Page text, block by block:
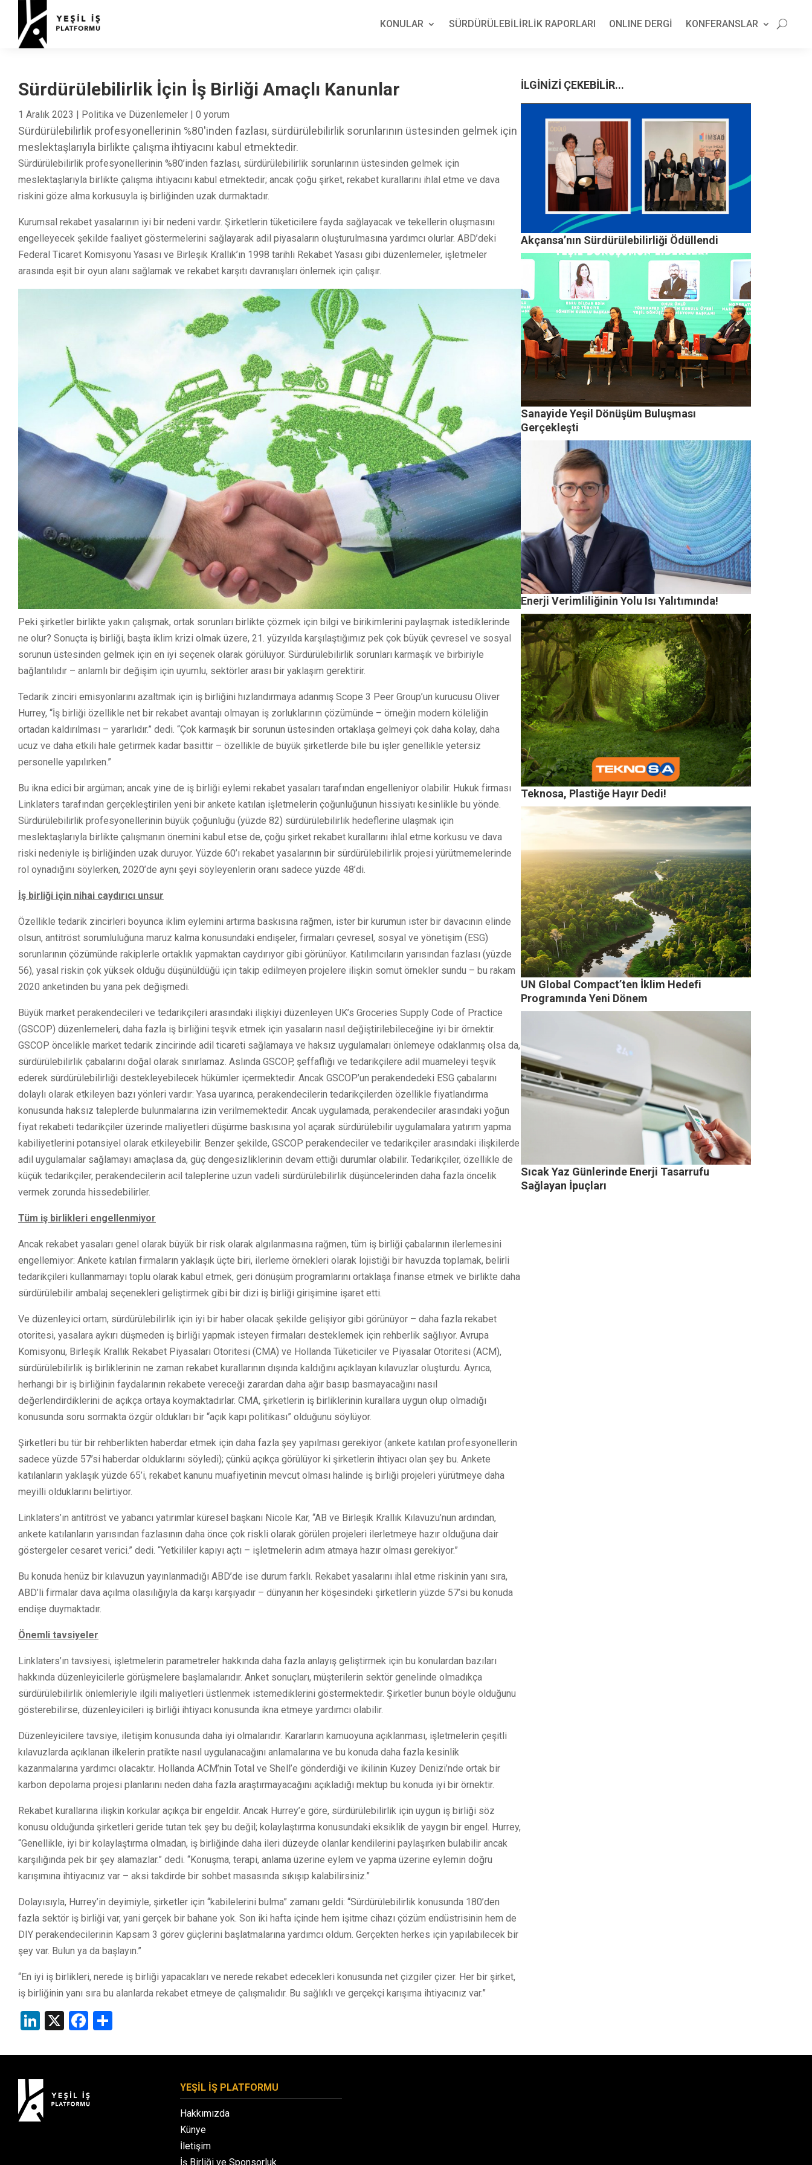
KONULAR SÜRDÜRÜLEBİLİRLİK RAPORLARI ONLINE DERGİ KONFERANSLAR
Sürdürülebilirlik İçin İş Birliği Amaçlı Kanunlar
1 Aralık 2023 | Politika ve Düzenlemeler | 0 yorum
Sürdürülebilirlik profesyonellerinin %80'inden fazlası, sürdürülebilirlik sorunlarının üstesinden gelmek için
meslektaşlarıyla birlikte çalışma ihtiyacını kabul etmektedir.
Sürdürülebilirlik profesyonellerinin %80’inden fazlası, sürdürülebilirlik sorunlarının üstesinden gelmek için
meslektaşlarıyla birlikte çalışma ihtiyacını kabul etmektedir; ancak çoğu şirket, rekabet kurallarını ihlal etme ve dava
riskini göze alma korkusuyla iş birliğinden uzak durmaktadır.
Kurumsal rekabet yasalarının iyi bir nedeni vardır. Şirketlerin tüketicilere fayda sağlayacak ve tekellerin oluşmasını
engelleyecek şekilde faaliyet göstermelerini sağlayarak adil piyasaların oluşturulmasına yardımcı olurlar. ABD’deki
Federal Ticaret Komisyonu Yasası ve Birleşik Krallık’ın 1998 tarihli Rekabet Yasası gibi düzenlemeler, işletmeler
arasında eşit bir oyun alanı sağlamak ve rekabet karşıtı davranışları önlemek için çalışır.
Peki şirketler birlikte yakın çalışmak, ortak sorunları birlikte çözmek için bilgi ve birikimlerini paylaşmak istediklerinde
ne olur? Sonuçta iş birliği, başta iklim krizi olmak üzere, 21. yüzyılda karşılaştığımız pek çok büyük çevresel ve sosyal
sorunun üstesinden gelmek için en iyi seçenek olarak görülüyor. Sürdürülebilirlik sorunları karmaşık ve birbiriyle
bağlantılıdır – anlamlı bir değişim için uyumlu, sektörler arası bir yaklaşım gerektirir.
Tedarik zinciri emisyonlarını azaltmak için iş birliğini hızlandırmaya adanmış Scope 3 Peer Group’un kurucusu Oliver
Hurrey, “İş birliği özellikle net bir rekabet avantajı olmayan iş zorluklarının çözümünde – örneğin modern köleliğin
ortadan kaldırılması – yararlıdır.” dedi. “Çok karmaşık bir sorunun üstesinden ortaklaşa gelmeyi çok daha kolay, daha
ucuz ve daha etkili hale getirmek kadar basittir – özellikle de büyük şirketlerde bile bu işler genellikle yetersiz
personelle yapılırken.”
Bu ikna edici bir argüman; ancak yine de iş birliği eylemi rekabet yasaları tarafından engelleniyor olabilir. Hukuk firması
Linklaters tarafından gerçekleştirilen yeni bir ankete katılan işletmelerin çoğunluğunun hissiyatı kesinlikle bu yönde.
Sürdürülebilirlik profesyonellerinin büyük çoğunluğu (yüzde 82) sürdürülebilirlik hedeflerine ulaşmak için
meslektaşlarıyla birlikte çalışmanın önemini kabul etse de, çoğu şirket rekabet kurallarını ihlal etme korkusu ve dava
riski nedeniyle iş birliğinden uzak duruyor. Yüzde 60’ı rekabet yasalarının bir sürdürülebilirlik projesi yürütmemelerinde
rol oynadığını söylerken, 2020’de aynı şeyi söyleyenlerin oranı sadece yüzde 48’di.
İş birliği için nihai caydırıcı unsur
Özellikle tedarik zincirleri boyunca iklim eylemini artırma baskısına rağmen, ister bir kurumun ister bir davacının elinde
olsun, antitröst sorumluluğuna maruz kalma konusundaki endişeler, firmaları çevresel, sosyal ve yönetişim (ESG)
sorunlarının çözümünde rakiplerle ortaklık yapmaktan caydırıyor gibi görünüyor. Katılımcıların yarısından fazlası (yüzde
56), yasal riskin çok yüksek olduğu düşünüldüğü için takip edilmeyen projelere ilişkin somut örnekler sundu – bu rakam
2020 anketinden bu yana pek değişmedi.
Büyük market perakendecileri ve tedarikçileri arasındaki ilişkiyi düzenleyen UK’s Groceries Supply Code of Practice
(GSCOP) düzenlemeleri, daha fazla iş birliğini teşvik etmek için yasaların nasıl değiştirilebileceğine iyi bir örnektir.
GSCOP öncelikle market tedarik zincirinde adil ticareti sağlamaya ve haksız uygulamaları önlemeye odaklanmış olsa da,
sürdürülebilirlik çabalarını doğal olarak sınırlamaz. Aslında GSCOP, şeffaflığı ve tedarikçilere adil muameleyi teşvik
ederek sürdürülebilirliği destekleyebilecek hükümler içermektedir. Ancak GSCOP’un perakendedeki ESG çabalarını
dolaylı olarak etkileyen bazı yönleri vardır: Yasa uyarınca, perakendecilerin tedarikçilerden özellikle fiyatlandırma
konusunda haksız taleplerde bulunmalarına izin verilmemektedir. Ancak uygulamada, perakendeciler arasındaki yoğun
fiyat rekabeti tedarikçiler üzerinde maliyetleri düşürme baskısına yol açarak sürdürülebilir uygulamalara yatırım yapma
kabiliyetlerini potansiyel olarak etkileyebilir. Benzer şekilde, GSCOP perakendeciler ve tedarikçiler arasındaki ilişkilerde
adil uygulamalar sağlamayı amaçlasa da, güç dengesizliklerinin devam ettiği durumlar olabilir. Tedarikçiler, özellikle de
küçük tedarikçiler, perakendecilerin acil taleplerine uzun vadeli sürdürülebilirlik düşüncelerinden daha fazla öncelik
vermek zorunda hissedebilirler.
Tüm iş birlikleri engellenmiyor
Ancak rekabet yasaları genel olarak büyük bir risk olarak algılanmasına rağmen, tüm iş birliği çabalarının ilerlemesini
engellemiyor: Ankete katılan firmaların yaklaşık üçte biri, ilerleme örnekleri olarak lojistiği bir havuzda toplamak, belirli
tedarikçileri kullanmamayı toplu olarak kabul etmek, geri dönüşüm programlarını ortaklaşa finanse etmek ve birlikte daha
sürdürülebilir ambalaj seçenekleri geliştirmek gibi bir dizi iş birliği girişimine işaret etti.
Ve düzenleyici ortam, sürdürülebilirlik için iyi bir haber olacak şekilde gelişiyor gibi görünüyor – daha fazla rekabet
otoritesi, yasalara aykırı düşmeden iş birliği yapmak isteyen firmaları desteklemek için rehberlik sağlıyor. Avrupa
Komisyonu, Birleşik Krallık Rekabet Piyasaları Otoritesi (CMA) ve Hollanda Tüketiciler ve Piyasalar Otoritesi (ACM),
sürdürülebilirlik iş birliklerinin ne zaman rekabet kurallarının dışında kaldığını açıklayan kılavuzlar oluşturdu. Ayrıca,
herhangi bir iş birliğinin faydalarının rekabete vereceği zarardan daha ağır basıp basmayacağını nasıl
değerlendirdiklerini de açıkça ortaya koymaktadırlar. CMA, şirketlerin iş birliklerinin kurallara uygun olup olmadığı
konusunda soru sormakta özgür oldukları bir “açık kapı politikası” olduğunu söylüyor.
Şirketleri bu tür bir rehberlikten haberdar etmek için daha fazla şey yapılması gerekiyor (ankete katılan profesyonellerin
sadece yüzde 57’si haberdar olduklarını söyledi); çünkü açıkça görülüyor ki şirketlerin ihtiyacı olan şey bu. Ankete
katılanların yaklaşık yüzde 65’i, rekabet kanunu muafiyetinin mevcut olması halinde iş birliği projeleri yürütmeye daha
meyilli olduklarını belirtiyor.
Linklaters’ın antitröst ve yabancı yatırımlar küresel başkanı Nicole Kar, “AB ve Birleşik Krallık Kılavuzu’nun ardından,
ankete katılanların yarısından fazlasının daha önce çok riskli olarak görülen projeleri ilerletmeye hazır olduğuna dair
göstergeler cesaret verici.” dedi. “Yetkililer kapıyı açtı – işletmelerin adım atmaya hazır olması gerekiyor.”
Bu konuda henüz bir kılavuzun yayınlanmadığı ABD’de ise durum farklı. Rekabet yasalarını ihlal etme riskinin yanı sıra,
ABD’li firmalar dava açılma olasılığıyla da karşı karşıyadır – dünyanın her köşesindeki şirketlerin yüzde 57’si bu konuda
endişe duymaktadır.
Önemli tavsiyeler
Linklaters’ın tavsiyesi, işletmelerin parametreler hakkında daha fazla anlayış geliştirmek için bu konulardan bazıları
hakkında düzenleyicilerle görüşmelere başlamalarıdır. Anket sonuçları, müşterilerin sektör genelinde olmadıkça
sürdürülebilirlik önlemleriyle ilgili maliyetleri üstlenmek istemediklerini göstermektedir. Şirketler bunun böyle olduğunu
gösterebilirse, düzenleyicileri iş birliği ihtiyacı konusunda ikna etmeye yardımcı olabilir.
Düzenleyicilere tavsiye, iletişim konusunda daha iyi olmalarıdır. Kararların kamuoyuna açıklanması, işletmelerin çeşitli
kılavuzlarda açıklanan ilkelerin pratikte nasıl uygulanacağını anlamalarına ve bu konuda daha fazla kesinlik
kazanmalarına yardımcı olacaktır. Hollanda ACM’nin Total ve Shell’e gönderdiği ve ikilinin Kuzey Denizi’nde ortak bir
karbon depolama projesi planlarını neden daha fazla araştırmayacağını açıkladığı mektup bu konuda iyi bir örnektir.
Rekabet kurallarına ilişkin korkular açıkça bir engeldir. Ancak Hurrey’e göre, sürdürülebilirlik için uygun iş birliği söz
konusu olduğunda şirketleri geride tutan tek şey bu değil; kolaylaştırma konusundaki eksiklik de yaygın bir engel. Hurrey,
“Genellikle, iyi bir kolaylaştırma olmadan, iş birliğinde daha ileri düzeyde olanlar kendilerini paylaşırken bulabilir ancak
karşılığında pek bir şey alamazlar.” dedi. “Konuşma, terapi, anlama üzerine eylem ve yapma üzerine eylemin doğru
karışımına ihtiyacınız var – aksi takdirde bir sohbet masasında sıkışıp kalabilirsiniz.”
Dolayısıyla, Hurrey’in deyimiyle, şirketler için “kabilelerini bulma” zamanı geldi: “Sürdürülebilirlik konusunda 180’den
fazla sektör iş birliği var, yani gerçek bir bahane yok. Son iki hafta içinde hem işitme cihazı çözüm endüstrisinin hem de
DIY perakendecilerinin Kapsam 3 görev güçlerini başlatmalarına yardımcı oldum. Gerçekten herkes için yapılabilecek bir
şey var. Bulun ya da başlayın.”
“En iyi iş birlikleri, nerede iş birliği yapacakları ve nerede rekabet edecekleri konusunda net çizgiler çizer. Her bir şirket,
iş birliğinin yanı sıra bu alanlarda rekabet etmeye de çalışmalıdır. Bu sağlıklı ve gerçekçi karışıma ihtiyacınız var.”
LinkedIn
X Facebook
İLGİNİZİ ÇEKEBİLİR...
Akçansa’nın Sürdürülebilirliği Ödüllendi
Sanayide Yeşil Dönüşüm Buluşması
Gerçekleşti
Enerji Verimliliğinin Yolu Isı Yalıtımında!
Teknosa, Plastiğe Hayır Dedi!
UN Global Compact’ten İklim Hedefi
Programında Yeni Dönem
Sıcak Yaz Günlerinde Enerji Tasarrufu
Sağlayan İpuçları
YEŞİL İŞ PLATFORMU
Hakkımızda
Künye
İletişim
İş Birliği ve Sponsorluk